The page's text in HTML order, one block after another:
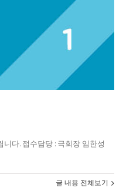
다. 접수담당 : 극회장 임한성
글 내용 전체보기